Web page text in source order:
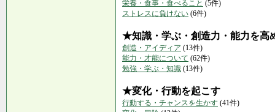
栄養・食事・食べること (5件)
ストレスに負けない (6件)
★知識・学ぶ・創造力・能力を高
創造・アイディア (13件)
能力・才能について (62件)
勉強・学ぶ・知識 (13件)
★変化・行動を起こす
行動する・チャンスを生かす (41件)